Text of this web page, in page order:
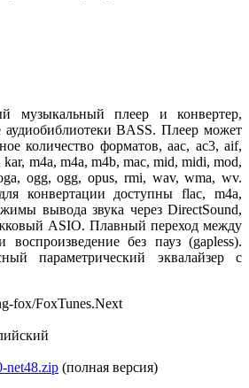
музыкальный плеер и конвертер,
аудиобиблиотеки BASS. Плеер может
количество форматов, aac, ac3, aif,
m4a, m4a, m4b, mac, mid, midi, mod,
ogg, ogg, opus, rmi, wav, wma, wv.
конвертации доступны flac, m4a,
вывода звука через DirectSound,
ASIO. Плавный переход между
воспроизведение без пауз (gapless).
параметрический эквалайзер с
fox/FoxTunes.Next
net48.zip (полная версия)